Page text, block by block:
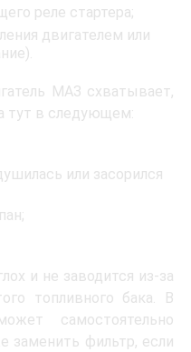
реле стартера;
двигателем или
МАЗ схватывает,
тут в следующем:
или засорился
и не заводится из-за
топливного бака. В
самостоятельно
заменить фильтр, если